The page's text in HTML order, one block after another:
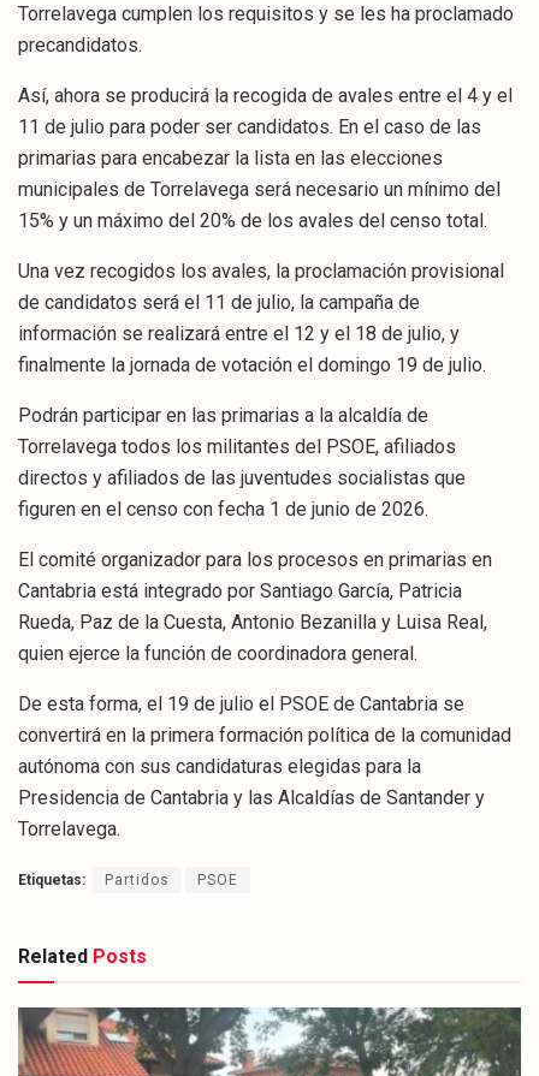
Torrelavega cumplen los requisitos y se les ha proclamado
precandidatos.
Así, ahora se producirá la recogida de avales entre el 4 y el
11 de julio para poder ser candidatos. En el caso de las
primarias para encabezar la lista en las elecciones
municipales de Torrelavega será necesario un mínimo del
15% y un máximo del 20% de los avales del censo total.
Una vez recogidos los avales, la proclamación provisional
de candidatos será el 11 de julio, la campaña de
información se realizará entre el 12 y el 18 de julio, y
finalmente la jornada de votación el domingo 19 de julio.
Podrán participar en las primarias a la alcaldía de
Torrelavega todos los militantes del PSOE, afiliados
directos y afiliados de las juventudes socialistas que
figuren en el censo con fecha 1 de junio de 2026.
El comité organizador para los procesos en primarias en
Cantabria está integrado por Santiago García, Patricia
Rueda, Paz de la Cuesta, Antonio Bezanilla y Luisa Real,
quien ejerce la función de coordinadora general.
De esta forma, el 19 de julio el PSOE de Cantabria se
convertirá en la primera formación política de la comunidad
autónoma con sus candidaturas elegidas para la
Presidencia de Cantabria y las Alcaldías de Santander y
Torrelavega.
Etiquetas: Partidos PSOE
Related Posts